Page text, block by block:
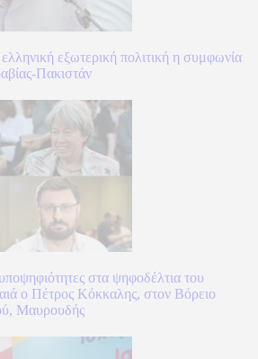
εξωτερική πολιτική η συμφωνία
Πακιστάν
στα ψηφοδέλτια του
ο Πέτρος Κόκκαλης, στον Βόρειο
Μαυρουδής